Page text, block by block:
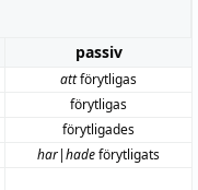
passiv
attförytligas
förytligas
förytligades
har|hadeförytligats